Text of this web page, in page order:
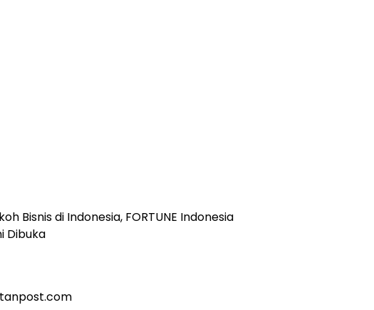
Bisnis di Indonesia, FORTUNE Indonesia
Dibuka